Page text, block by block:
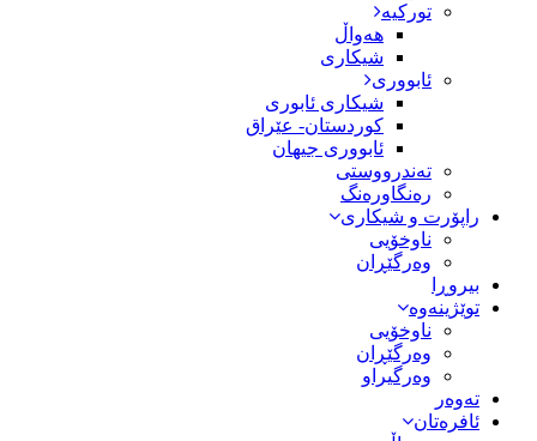
تورکیە
هەواڵ
شیکاری
ئابووری
شیکاری ئابوری
کوردستان- عێراق
ئابووری جیهان
تەندرووستی
رەنگاورەنگ
راپۆرت و شیکاری
ناوخۆیی
وەرگێڕان
بیروڕا
توێژینەوە
ناوخۆیی
وەرگێڕان
وەرگیراو
تەوەر
ئافرەتان